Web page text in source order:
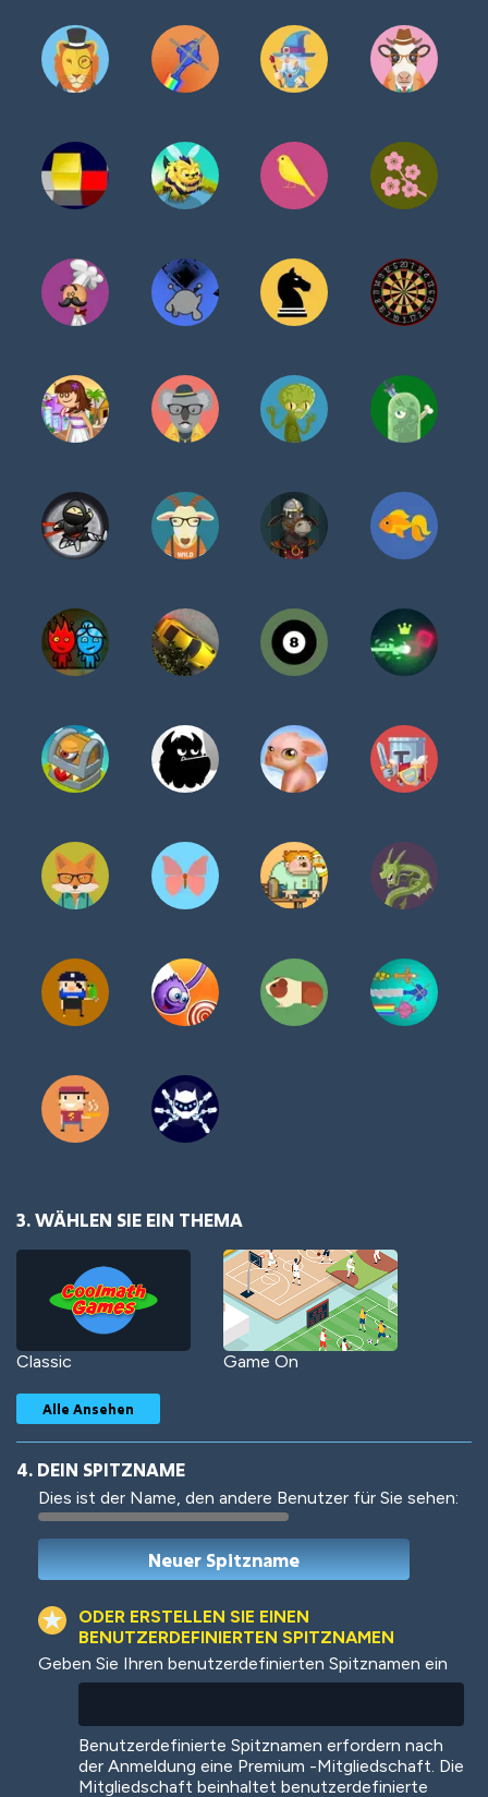
3. WÄHLEN SIE EIN THEMA
Classic Game On
Woof Jungle Cats
Colorful
Alle Ansehen
4. DEIN SPITZNAME
Dies ist der Name, den andere Benutzer für Sie sehen:
ODER ERSTELLEN SIE EINEN
BENUTZERDEFINIERTEN SPITZNAMEN
Geben Sie Ihren benutzerdefinierten Spitznamen ein
Benutzerdefinierte Spitznamen erfordern nach
der Anmeldung eine Premium -Mitgliedschaft. Die
Mitgliedschaft beinhaltet benutzerdefinierte